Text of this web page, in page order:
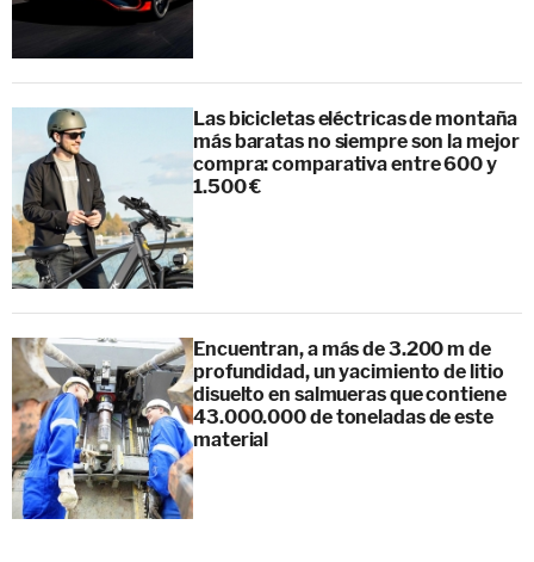
Las bicicletas eléctricas de montaña
más baratas no siempre son la mejor
compra: comparativa entre 600 y
1.500 €
Encuentran, a más de 3.200 m de
profundidad, un yacimiento de litio
disuelto en salmueras que contiene
43.000.000 de toneladas de este
material